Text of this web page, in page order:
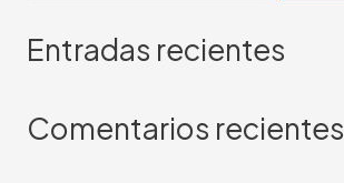
Entradas recientes
Comentarios recientes